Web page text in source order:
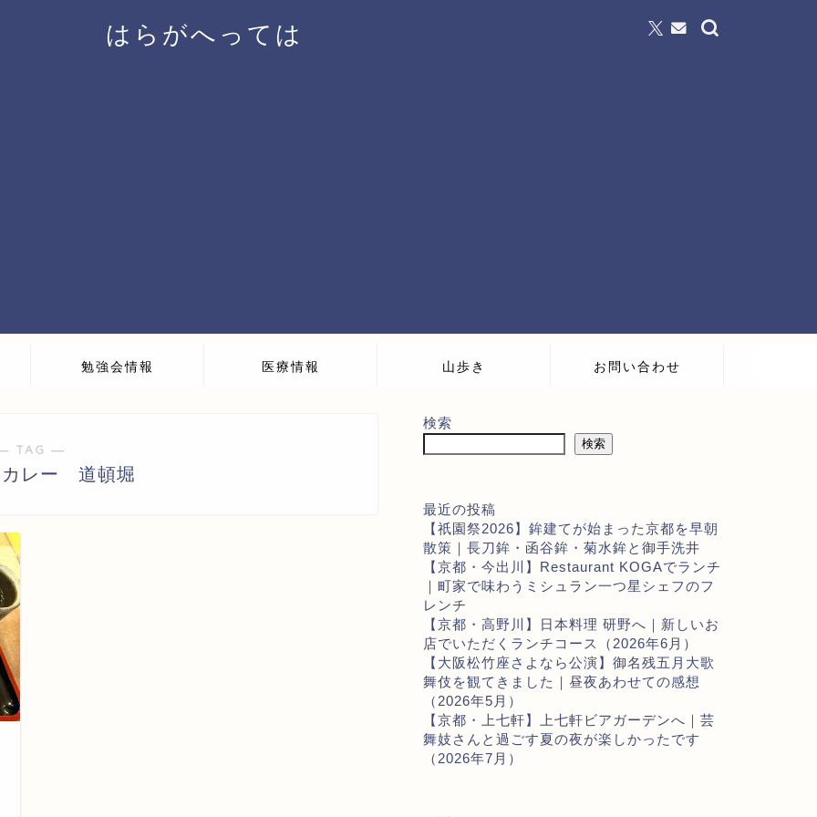
はらがへっては
勉強会情報 医療情報 山歩き お問い合わせ
TAG ―
レー 道頓堀
検索
検索
最近の投稿
【祇園祭2026】鉾建てが始まった京都を早朝
散策｜長刀鉾・函谷鉾・菊水鉾と御手洗井
【京都・今出川】Restaurant KOGAでランチ
｜町家で味わうミシュラン一つ星シェフのフ
レンチ
【京都・高野川】日本料理 研野へ｜新しいお
店でいただくランチコース（2026年6月）
【大阪松竹座さよなら公演】御名残五月大歌
舞伎を観てきました｜昼夜あわせての感想
（2026年5月）
【京都・上七軒】上七軒ビアガーデンへ｜芸
舞妓さんと過ごす夏の夜が楽しかったです
（2026年7月）